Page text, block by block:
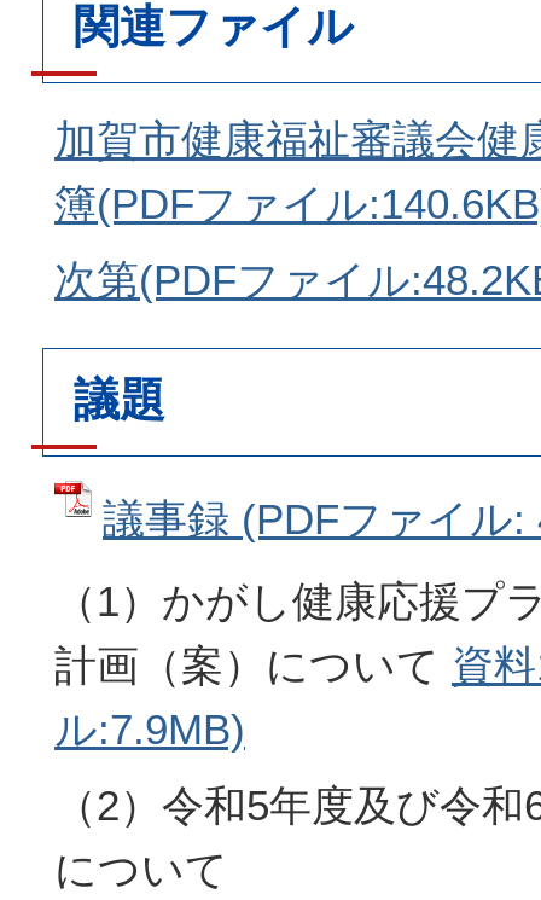
関連ファイル
加賀市健康福祉審議会健
簿(PDFファイル
次第(PDFファイル
議題
議事録 (PDFファイル:
（1）かがし健康応援プ
計画（案）について 資
ル:7.9MB)
（2）令和5年度及び令
について